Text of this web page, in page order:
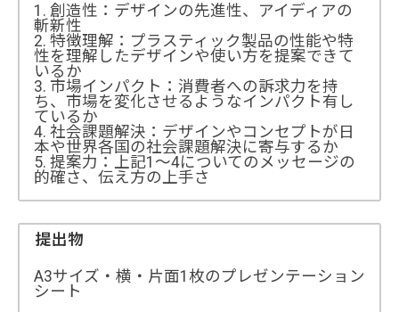
1. 創造性：デザインの先進性、アイディアの
斬新性
2. 特徴理解：プラスティック製品の性能や特
性を理解したデザインや使い方を提案できて
いるか
3. 市場インパクト：消費者への訴求力を持
ち、市場を変化させるようなインパクト有し
ているか
4. 社会課題解決：デザインやコンセプトが日
本や世界各国の社会課題解決に寄与するか
5. 提案力：上記1～4についてのメッセージの
的確さ、伝え方の上手さ
提出物
A3サイズ・横・片面1枚のプレゼンテーション
シート